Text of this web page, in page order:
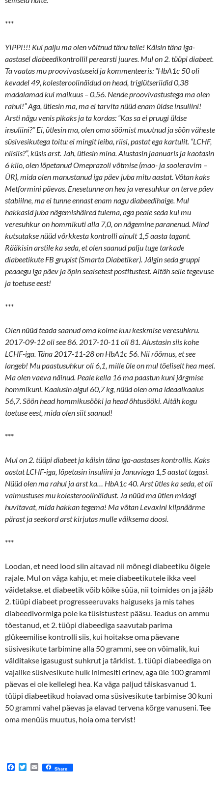
***
YIPPI!!! Kui palju ma olen võitnud tänu teile! Käisin täna iga-
aastasel diabeedikontrollil perearsti juures. Mul on 2. tüüpi diabeet.
Ta vaatas mu proovivastuseid ja kommenteeris: “HbA1c 50 oli
kevadel 49, kolesteroolinäidud on head, triglütseriidid 0,38
madalamad kui maikuus – 0,56. Nende proovivastustega ma olen
rahul!” Aga, ütlesin ma, ma ei tarvita nüüd enam üldse insuliini!
Arsti nägu venis pikaks ja ta kordas: “Kas sa ei pruugi üldse
insuliini?” Ei, ütlesin ma, olen oma söömist muutnud ja söön väheste
süsivesikutega toitu: ei mingit leiba, riisi, pastat ega kartulit. “LCHF,
niisiis?”, küsis arst. Jah, ütlesin mina. Alustasin jaanuaris ja kaotasin
6 kilo, olen lõpetanud Omeprazoli võtmise (mao- ja sooleravim –
ÜR), mida olen manustanud iga päev juba mitu aastat. Võtan kaks
Metformini päevas. Enesetunne on hea ja veresuhkur on terve päev
stabiilne, ma ei tunne ennast enam nagu diabeedihaige. Mul
hakkasid juba nägemishäired tulema, aga peale seda kui mu
veresuhkur on hommikuti alla 7,0, on nägemine paranenud. Mind
kutsutakse nüüd võrkkesta kontrolli ainult 1,5 aasta tagant.
Rääkisin arstile ka seda, et olen saanud palju tuge tarkade
diabeetikute FB grupist (Smarta Diabetiker). Jälgin seda gruppi
peaaegu iga päev ja õpin sealsetest postitustest. Aitäh selle tegevuse
ja toetuse eest!
***
Olen nüüd teada saanud oma kolme kuu keskmise veresuhkru.
2017-09-12 oli see 86. 2017-10-11 oli 81. Alustasin siis kohe
LCHF-iga. Täna 2017-11-28 on HbA1c 56. Nii rõõmus, et see
langeb! Mu paastusuhkur oli 6,1, mille üle on mul tõeliselt hea meel.
Ma olen vaeva näinud. Peale kella 16 ma paastun kuni järgmise
hommikuni. Kaalusin algul 60,7 kg, nüüd olen oma ideaalkaalus
56,7. Söön head hommikusööki ja head õhtusööki. Aitäh kogu
toetuse eest, mida olen siit saanud!
***
Mul on 2. tüüpi diabeet ja käisin täna iga-aastases kontrollis. Kaks
aastat LCHF-iga, lõpetasin insuliini ja Januviaga 1,5 aastat tagasi.
Nüüd olen ma rahul ja arst ka… HbA1c 40. Arst ütles ka seda, et oli
vaimustuses mu kolesteroolinäidust. Ja nüüd ma ütlen midagi
huvitavat, mida hakkan tegema! Ma võtan Levaxini kilpnäärme
pärast ja seekord arst kirjutas mulle väiksema doosi.
***
Loodan, et need lood siin aitavad nii mõnegi diabeetiku õigele
rajale. Mul on väga kahju, et meie diabeetikutele ikka veel
väidetakse, et diabeetik võib kõike süüa, nii toimides on ja jääb
2. tüüpi diabeet progresseeruvaks haiguseks ja mis tahes
diabeedivormiga pole ka tüsistustest pääsu. Teadus on ammu
tõestanud, et 2. tüüpi diabeediga saavutab parima
glükeemilise kontrolli siis, kui hoitakse oma päevane
süsivesikute tarbimine alla 50 grammi, see on võimalik, kui
välditakse igasugust suhkrut ja tärklist. 1. tüüpi diabeediga on
vajalike süsivesikute hulk inimesiti erinev, aga üle 100 grammi
päevas ei ole kellelegi hea. Ka väga paljud täiskasvanud 1.
tüüpi diabeetikud hoiavad oma süsivesikute tarbimise 30 kuni
50 grammi vahel päevas ja elavad tervena kõrge vanuseni. Tee
oma menüüs muutus, hoia oma tervist!
F
T
E
m
Share